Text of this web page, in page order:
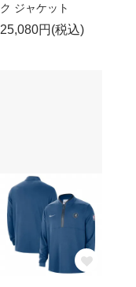
ク ジャケット
25,080円(税込)